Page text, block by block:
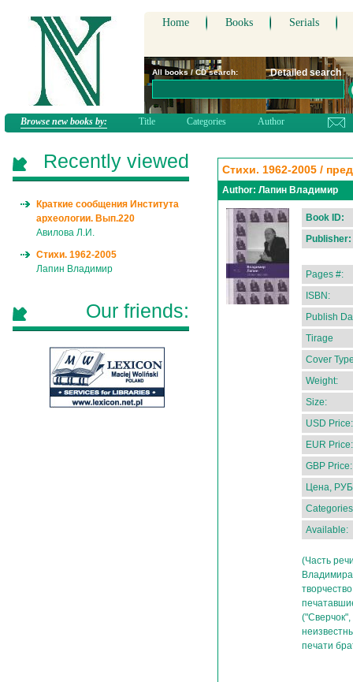
Home Books Serials
All books / CD search: Detailed search
Browse new books by: Title Categories Author
Стихи. 1962-2005 /
Author: Лапин Владимир
Book ID:
Publisher:
Pages #:
ISBN:
Publish
Tirage
Cover
Weight:
Size:
USD Price:
EUR Price:
GBP Price:
Цена,
Available:
(Часть
печати
Recently viewed
Краткие сообщения Института
археологии. Вып.220
Авилова Л.И.
Стихи. 1962-2005
Лапин Владимир
Our friends: